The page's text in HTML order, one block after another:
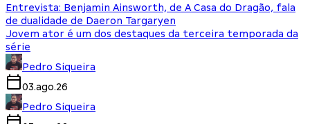
Entrevista: Benjamin Ainsworth, de A Casa do Dragão, fala
de dualidade de Daeron Targaryen
Jovem ator é um dos destaques da terceira temporada da
série
Pedro Siqueira
03.ago.26
Pedro Siqueira